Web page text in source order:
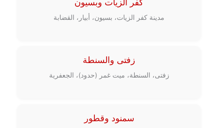
كفر الزيات وبسيون
مدينة كفر الزيات، بسيون، أبيار، القضابة
زفتى والسنطة
زفتى، السنطة، ميت غمر (حدود)، الجعفرية
سمنود وقطور